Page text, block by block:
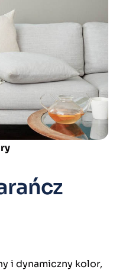
i dynamiczny kolor,